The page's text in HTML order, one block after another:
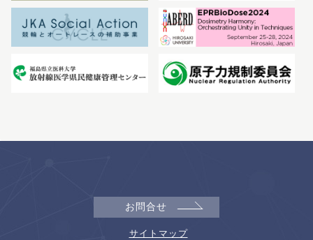
お問合せ
サイトマップ